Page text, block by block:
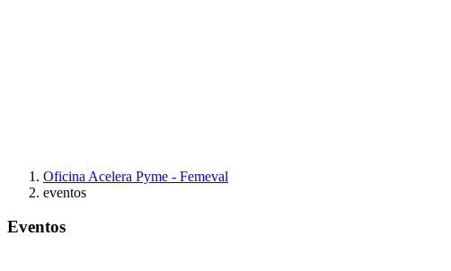
Oficina Acelera Pyme - Femeval
eventos
Eventos